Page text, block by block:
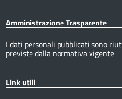
Amministrazione Trasparente
I dati personali pubblicati sono
previste dalla normativa vigente
Link utili